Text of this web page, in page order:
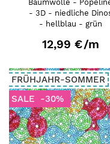
Baumwolle -
- 3D - niedliche
- hellblau - grün
12,99 €/m
FRÜHJAHR-SOMMER
SALE
-30%